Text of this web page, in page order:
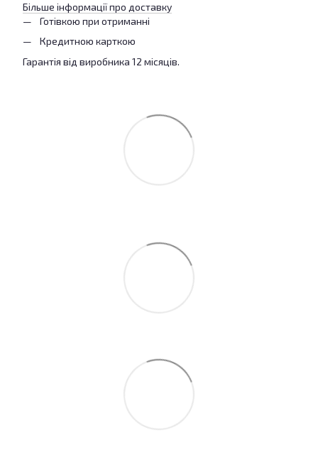
Більше інформації про доставку
Готівкою при отриманні
Кредитною карткою
Гарантія від виробника 12 місяців.